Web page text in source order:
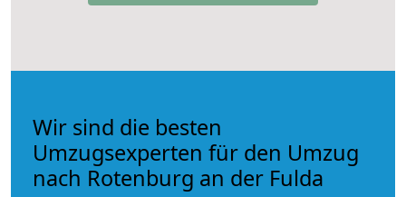
Wir sind die besten
Umzugsexperten für den Umzug
nach Rotenburg an der Fulda